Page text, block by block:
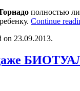
полностью
Continue
on 23.09.2013.